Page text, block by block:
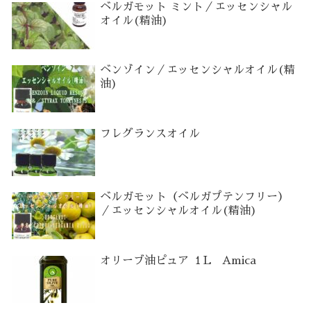
ベルガモット ミント／エッセンシャル
オイル(精油)
ベンゾイン／エッセンシャルオイル(精
油)
フレグランスオイル
ベルガモット（ベルガプテンフリー）
／エッセンシャルオイル(精油)
オリーブ油ピュア １L Amica